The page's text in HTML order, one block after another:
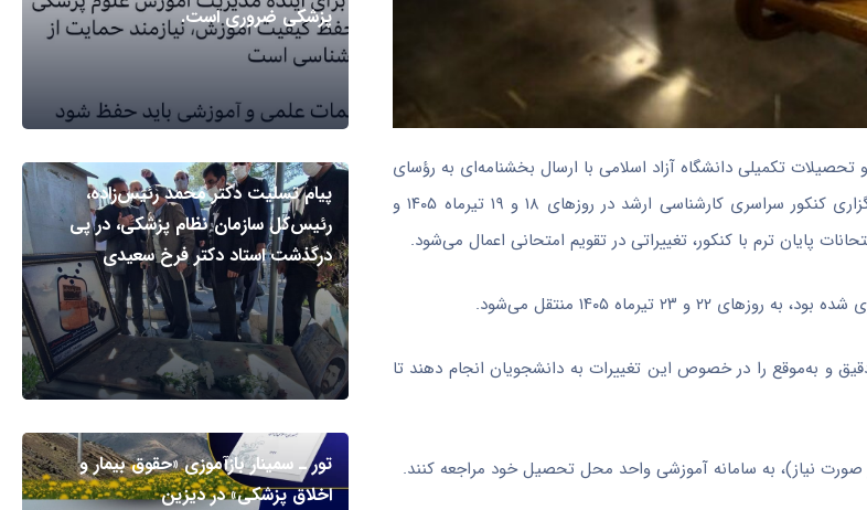
تکمیلی دانشگاه آزاد اسلامی با ارسال بخشنامه‌ای به رؤسای
استان‌ها، واحد‌های برون‌مرزی و واحد‌های مستقل این دانشگاه اعلام کرد: با توجه به برگزاری کنکور سراسری کارشناسی ارشد در روز‌های ۱۸ و ۱۹ تیرماه ۱۴۰۵ و
پایان ترم با کنکور، تغییراتی در تقویم امتحانی اعمال می‌شود.
و به‌موقع را در خصوص این تغییرات به دانشجویان انجام دهند تا
صورت نیاز)، به سامانه آموزشی واحد محل تحصیل خود مراجعه کنند.
پزشکی ضروری است.
پیام تسلیت دکتر محمد رئیس‌زاده،
رئیس‌کل سازمان نظام پزشکی، در پی
درگذشت استاد دکتر فرخ سعیدی
تور ـ سمینار بازآموزی «حقوق بیمار و
اخلاق پزشکی» در دیزین